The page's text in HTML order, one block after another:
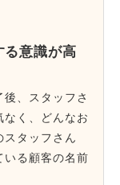
る意識が高
、スタッフさ
なく、どんなお
スタッフさん
いる顧客の名前